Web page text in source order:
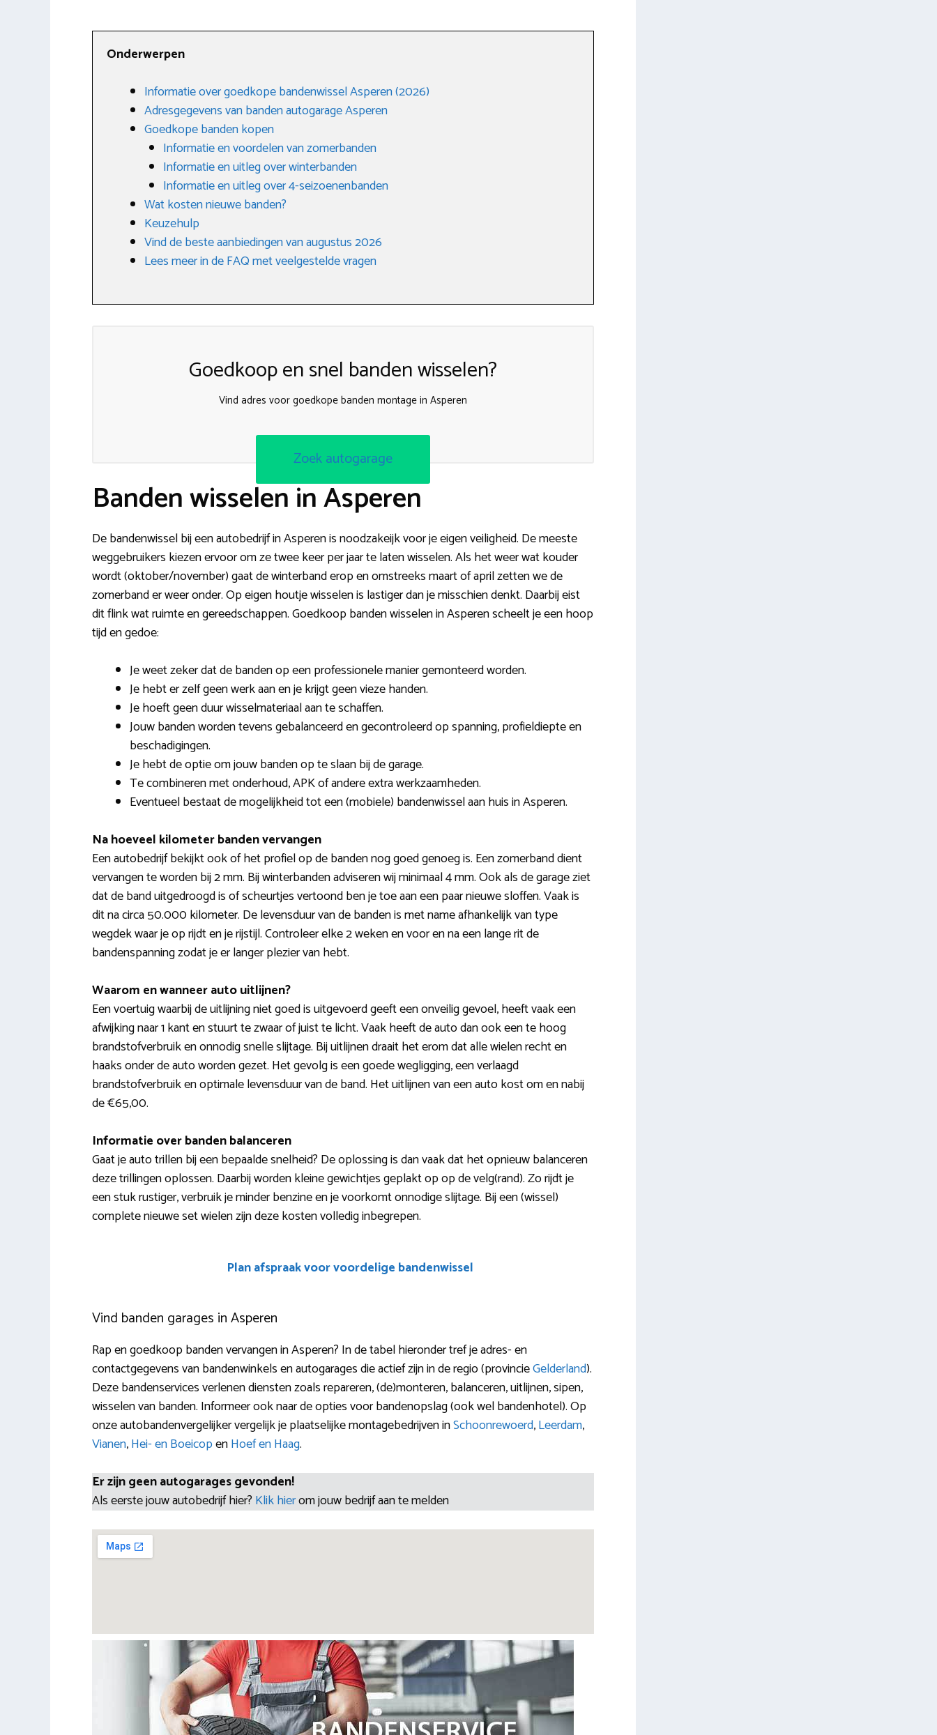
Onderwerpen
Informatie over goedkope bandenwissel Asperen (2026)
Adresgegevens van banden autogarage Asperen
Goedkope banden kopen
Informatie en voordelen van zomerbanden
Informatie en uitleg over winterbanden
Informatie en uitleg over 4-seizoenenbanden
Wat kosten nieuwe banden?
Keuzehulp
Vind de beste aanbiedingen van augustus 2026
Lees meer in de FAQ met veelgestelde vragen
Goedkoop en snel banden wisselen?
Vind adres voor goedkope banden montage in Asperen
Zoek autogarage
Banden wisselen in Asperen
De bandenwissel bij een autobedrijf in Asperen is noodzakeijk voor je eigen veiligheid. De meeste
weggebruikers kiezen ervoor om ze twee keer per jaar te laten wisselen. Als het weer wat kouder
wordt (oktober/november) gaat de winterband erop en omstreeks maart of april zetten we de
zomerband er weer onder. Op eigen houtje wisselen is lastiger dan je misschien denkt. Daarbij eist
dit flink wat ruimte en gereedschappen. Goedkoop banden wisselen in Asperen scheelt je een hoop
tijd en gedoe:
Je weet zeker dat de banden op een professionele manier gemonteerd worden.
Je hebt er zelf geen werk aan en je krijgt geen vieze handen.
Je hoeft geen duur wisselmateriaal aan te schaffen.
Jouw banden worden tevens gebalanceerd en gecontroleerd op spanning, profieldiepte en
beschadigingen.
Je hebt de optie om jouw banden op te slaan bij de garage.
Te combineren met onderhoud, APK of andere extra werkzaamheden.
Eventueel bestaat de mogelijkheid tot een (mobiele) bandenwissel aan huis in Asperen.
Na hoeveel kilometer banden vervangen
Een autobedrijf bekijkt ook of het profiel op de banden nog goed genoeg is. Een zomerband dient
vervangen te worden bij 2 mm. Bij winterbanden adviseren wij minimaal 4 mm. Ook als de garage ziet
dat de band uitgedroogd is of scheurtjes vertoond ben je toe aan een paar nieuwe sloffen. Vaak is
dit na circa 50.000 kilometer. De levensduur van de banden is met name afhankelijk van type
wegdek waar je op rijdt en je rijstijl. Controleer elke 2 weken en voor en na een lange rit de
bandenspanning zodat je er langer plezier van hebt.
Waarom en wanneer auto uitlijnen?
Een voertuig waarbij de uitlijning niet goed is uitgevoerd geeft een onveilig gevoel, heeft vaak een
afwijking naar 1 kant en stuurt te zwaar of juist te licht. Vaak heeft de auto dan ook een te hoog
brandstofverbruik en onnodig snelle slijtage. Bij uitlijnen draait het erom dat alle wielen recht en
haaks onder de auto worden gezet. Het gevolg is een goede wegligging, een verlaagd
brandstofverbruik en optimale levensduur van de band. Het uitlijnen van een auto kost om en nabij
de €65,00.
Informatie over banden balanceren
Gaat je auto trillen bij een bepaalde snelheid? De oplossing is dan vaak dat het opnieuw balanceren
deze trillingen oplossen. Daarbij worden kleine gewichtjes geplakt op op de velg(rand). Zo rijdt je
een stuk rustiger, verbruik je minder benzine en je voorkomt onnodige slijtage. Bij een (wissel)
complete nieuwe set wielen zijn deze kosten volledig inbegrepen.
Plan afspraak voor voordelige bandenwissel
Vind banden garages in Asperen
Rap en goedkoop banden vervangen in Asperen? In de tabel hieronder tref je adres- en
contactgegevens van bandenwinkels en autogarages die actief zijn in de regio (provincieGelderland).
Deze bandenservices verlenen diensten zoals repareren, (de)monteren, balanceren, uitlijnen, sipen,
wisselen van banden. Informeer ook naar de opties voor bandenopslag (ook wel bandenhotel). Op
onze autobandenvergelijker vergelijk je plaatselijke montagebedrijven inSchoonrewoerd,Leerdam,
Vianen,Hei- en BoeicopenHoef en Haag.
Er zijn geen autogarages gevonden!
Als eerste jouw autobedrijf hier? Klik hierom jouw bedrijf aan te melden